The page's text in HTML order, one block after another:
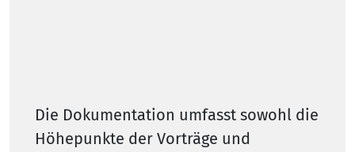
Die Dokumentation umfasst sowohl die
Höhepunkte der Vorträge und